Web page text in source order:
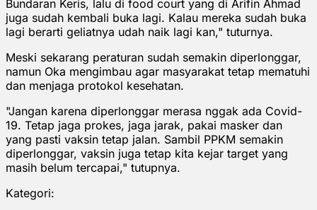
Bundaran Keris, lalu di food court yang di Arifin Ahmad
juga sudah kembali buka lagi. Kalau mereka sudah buka
lagi berarti geliatnya udah naik lagi kan," tuturnya.
Meski sekarang peraturan sudah semakin diperlonggar,
namun Oka mengimbau agar masyarakat tetap mematuhi
dan menjaga protokol kesehatan.
"Jangan karena diperlonggar merasa nggak ada Covid-
19. Tetap jaga prokes, jaga jarak, pakai masker dan
yang pasti vaksin tetap jalan. Sambil PPKM semakin
diperlonggar, vaksin juga tetap kita kejar target yang
masih belum tercapai," tutupnya.
Kategori: